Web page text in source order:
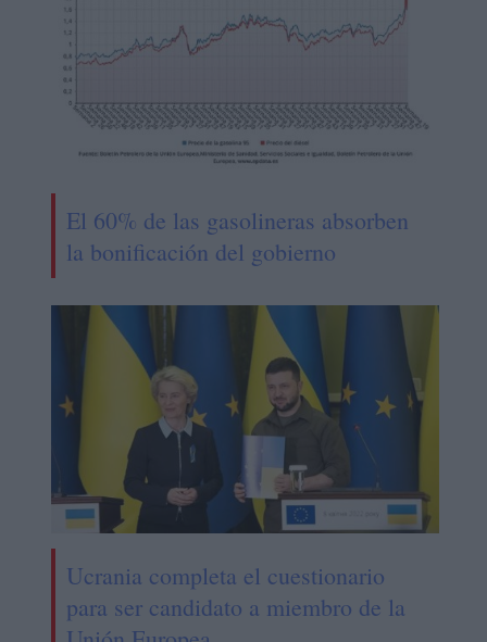
El 60% de las gasolineras absorben
la bonificación del gobierno
Ucrania completa el cuestionario
para ser candidato a miembro de la